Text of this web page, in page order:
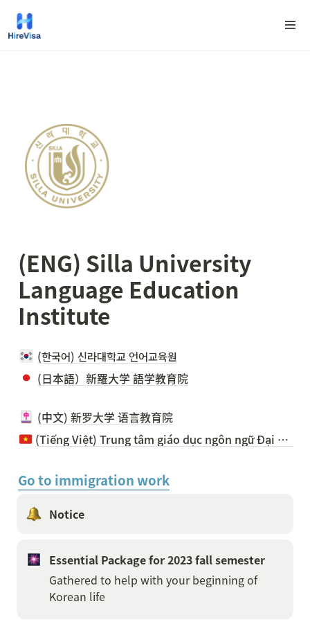
(ENG) Silla University
Language Education
Institute
(한국어) 신라대학교 언어교육원
(日本語）新羅大学 語学教育院
(中文) 新罗大学 语言教育院
(Tiếng Việt) Trung tâm giáo dục ngôn ngữ Đại học Silla
Go to immigration work
Notice
Essential Package for 2023 fall semester
Gathered to help with your beginning of
Korean life